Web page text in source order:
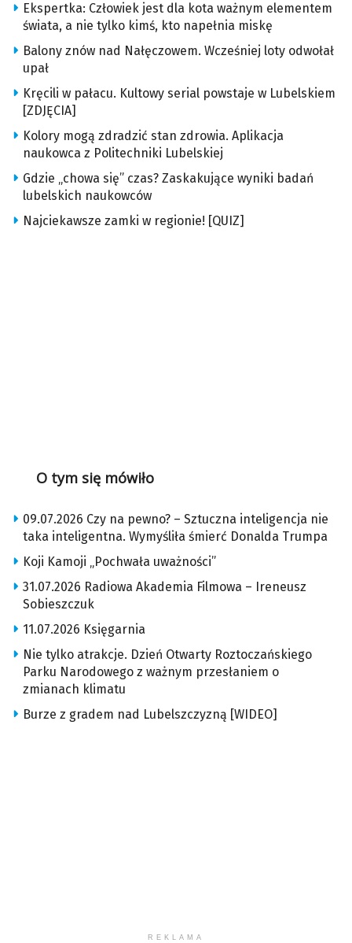
Ekspertka: Człowiek jest dla kota ważnym elementem
świata, a nie tylko kimś, kto napełnia miskę
Balony znów nad Nałęczowem. Wcześniej loty odwołał
upał
Kręcili w pałacu. Kultowy serial powstaje w Lubelskiem
[ZDJĘCIA]
Kolory mogą zdradzić stan zdrowia. Aplikacja
naukowca z Politechniki Lubelskiej
Gdzie „chowa się” czas? Zaskakujące wyniki badań
lubelskich naukowców
Najciekawsze zamki w regionie! [QUIZ]
O tym się mówiło
09.07.2026 Czy na pewno? – Sztuczna inteligencja nie
taka inteligentna. Wymyśliła śmierć Donalda Trumpa
Koji Kamoji „Pochwała uważności”
31.07.2026 Radiowa Akademia Filmowa – Ireneusz
Sobieszczuk
11.07.2026 Księgarnia
Nie tylko atrakcje. Dzień Otwarty Roztoczańskiego
Parku Narodowego z ważnym przesłaniem o
zmianach klimatu
Burze z gradem nad Lubelszczyzną [WIDEO]
REKLAMA